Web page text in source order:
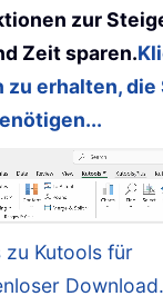
zur
Zeit sparen.
zu erhalten, die
zu Kutools für